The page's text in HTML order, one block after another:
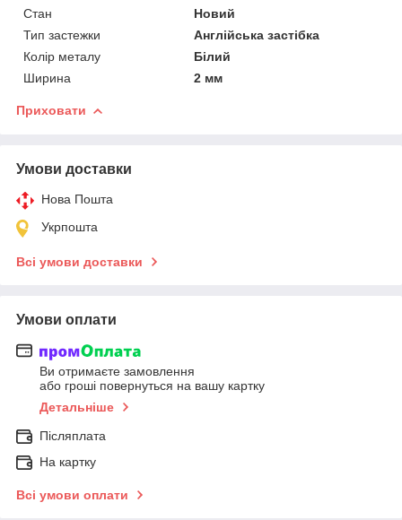
Стан
Новий
Тип застежки
Англійська застібка
Колір металу
Білий
Ширина
2 мм
Приховати
Умови доставки
Нова Пошта
Укрпошта
Всі умови доставки
Умови оплати
Ви отримаєте замовлення
або гроші повернуться на вашу картку
Детальніше
Післяплата
На картку
Всі умови оплати